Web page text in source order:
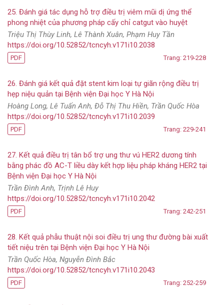
25. Đánh giá tác dụng hỗ trợ điều trị viêm mũi dị ứng thể
phong nhiệt của phương pháp cấy chỉ catgut vào huyệt
Triệu Thị Thùy Linh, Lê Thành Xuân, Phạm Huy Tần
https://doi.org/10.52852/tcncyh.v171i10.2038
PDF Trang: 219-228
26. Đánh giá kết quả đặt stent kim loại tự giãn rộng điều trị
hẹp niệu quản tại Bệnh viện Đại học Y Hà Nội
Hoàng Long, Lê Tuấn Anh, Đỗ Thị Thu Hiền, Trần Quốc Hòa
https://doi.org/10.52852/tcncyh.v171i10.2039
PDF Trang: 229-241
27. Kết quả điều trị tân bổ trợ ung thư vú HER2 dương tính
bằng phác đồ AC-T liều dày kết hợp liệu pháp kháng HER2 tại
Bệnh viện Đại học Y Hà Nội
Trần Đình Anh, Trịnh Lê Huy
https://doi.org/10.52852/tcncyh.v171i10.2042
PDF Trang: 242-251
28. Kết quả phẫu thuật nội soi điều trị ung thư đường bài xuất
tiết niệu trên tại Bệnh viện Đại học Y Hà Nội
Trần Quốc Hòa, Nguyễn Đình Bắc
https://doi.org/10.52852/tcncyh.v171i10.2043
PDF Trang: 252-259